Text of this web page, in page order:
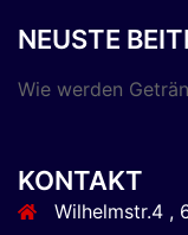
NEUSTE
Wie werden
KONTAKT
Wilhelmstr.4 ,